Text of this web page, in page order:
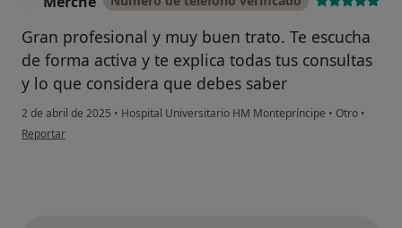
Gran profesional y muy buen trato. Te escucha
de forma activa y te explica todas tus consultas
y lo que considera que debes saber
2 de abril de 2025 • Hospital Universitario HM Montepríncipe • Otro •
en opinión del usuario Merche
Reportar